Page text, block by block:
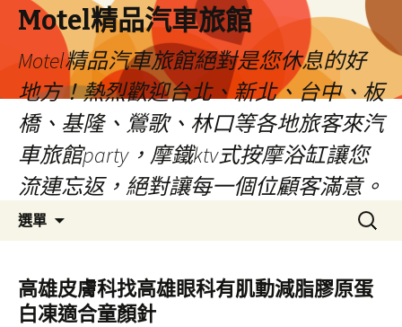
Motel精品汽車旅館
Motel精品汽車旅館絕對是您休息的好
地方！熱烈歡迎台北、新北、台中、板
橋、基隆、鶯歌、林口等各地旅客來汽
車旅館party，摩鐵ktv式按摩浴缸讓您
流連忘返，絕對讓每一個位顧客滿意。
選單
容
搜
尋
鍵
字:
高雄皮膚科找高雄眼科有肌動減脂膠原蛋
白凍適合童顏針